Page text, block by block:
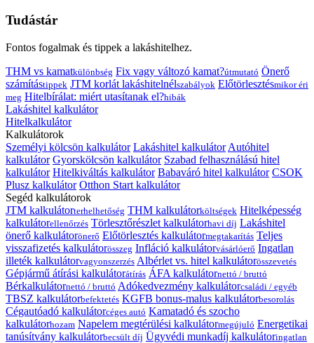
Tudástár
Fontos fogalmak és tippek a lakáshitelhez.
THM vs kamatkülönbség Fix vagy változó kamat?útmutató Önerő
számítástippek JTM korlát lakáshitelnélszabályok Előtörlesztésmikor éri
meg Hitelbírálat: miért utasítanak el?hibák
Lakáshitel kalkulátor
Hitelkalkulátor
Kalkulátorok
Személyi kölcsön kalkulátor Lakáshitel kalkulátor Autóhitel
kalkulátor Gyorskölcsön kalkulátor Szabad felhasználású hitel
kalkulátor Hitelkiváltás kalkulátor Babaváró hitel kalkulátor CSOK
Plusz kalkulátor Otthon Start kalkulátor
Segéd kalkulátorok
JTM kalkulátorterhelhetőség THM kalkulátorköltségek Hitelképesség
kalkulátorellenőrzés Törlesztőrészlet kalkulátorhavi díj Lakáshitel
önerő kalkulátorönerő Előtörlesztés kalkulátormegtakarítás Teljes
visszafizetés kalkulátorösszeg Infláció kalkulátorvásárlóerő Ingatlan
illeték kalkulátorvagyonszerzés Albérlet vs. hitel kalkulátorösszevetés
Gépjármű átírási kalkulátorátírás ÁFA kalkulátornettó / bruttó
Bérkalkulátornettó / bruttó Adókedvezmény kalkulátorcsaládi / egyéb
TBSZ kalkulátorbefektetés KGFB bonus-malus kalkulátorbesorolás
Cégautóadó kalkulátorcéges autó Kamatadó és szocho
kalkulátorhozam Napelem megtérülési kalkulátormegújuló Energetikai
tanúsítvány kalkulátorbecsült díj Ügyvédi munkadíj kalkulátoringatlan